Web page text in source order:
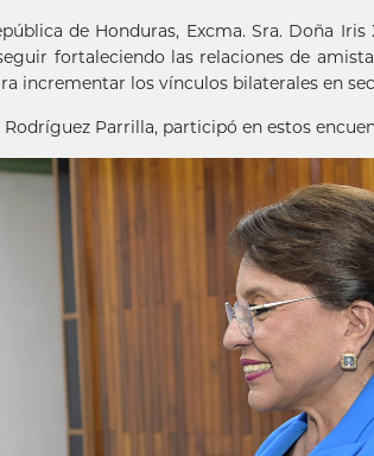
de Honduras, Excma. Sra. Doña Iris
fortaleciendo las relaciones de
incrementar los vínculos bilaterales en
Parrilla, participó en estos